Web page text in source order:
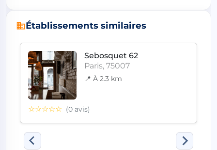
Établissements similaires
Sebosquet 62
Paris, 75007
📍 À 2.3 km
☆☆☆☆☆ (0 avis)